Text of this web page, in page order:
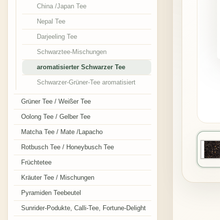
China /Japan Tee
Nepal Tee
Darjeeling Tee
Schwarztee-Mischungen
aromatisierter Schwarzer Tee
Schwarzer-Grüner-Tee aromatisiert
Grüner Tee / Weißer Tee
Oolong Tee / Gelber Tee
Matcha Tee / Mate /Lapacho
Rotbusch Tee / Honeybusch Tee
Früchtetee
Kräuter Tee / Mischungen
Pyramiden Teebeutel
Sunrider-Podukte, Calli-Tee, Fortune-Delight